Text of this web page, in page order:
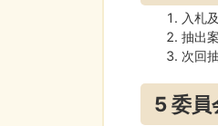
入札
抽出
次回
5 委員